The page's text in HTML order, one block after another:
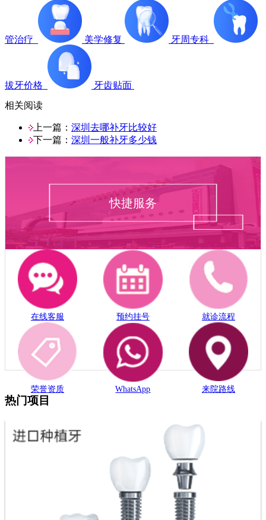
管治疗 美学修复 牙周专科
拔牙价格
牙齿贴面
相关阅读
上一篇： 深圳去哪补牙比较好
下一篇： 深圳一般补牙多少钱
快捷服务
在线客服 预约挂号 就诊流程
荣誉资质 WhatsApp 来院路线
热门项目